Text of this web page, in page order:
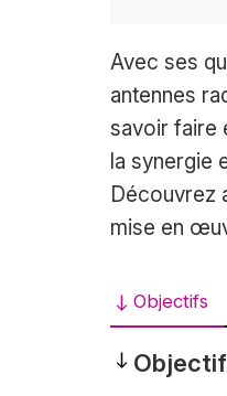
Accroche
Avec ses
antennes
savoir faire
la synergie
Découvrez
mise en
Objectifs